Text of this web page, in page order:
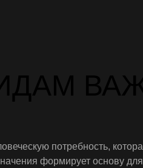
потребность,
формирует основу